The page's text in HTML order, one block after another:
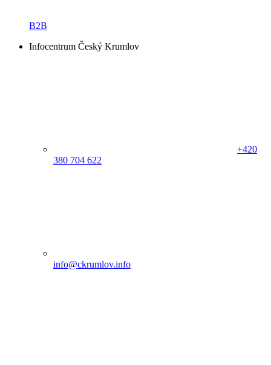
B2B
Infocentrum Český Krumlov
+420
380 704 622
info@ckrumlov.info